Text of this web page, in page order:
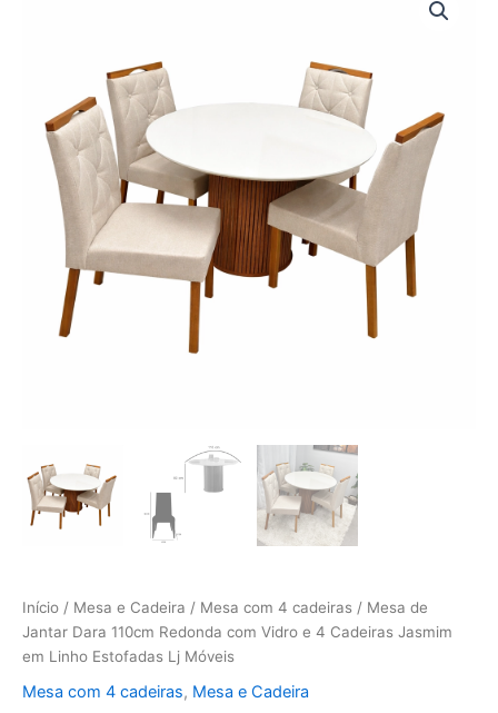
Início / Mesa e Cadeira / Mesa com 4 cadeiras / Mesa de
Jantar Dara 110cm Redonda com Vidro e 4 Cadeiras Jasmim
em Linho Estofadas Lj Móveis
Mesa com 4 cadeiras, Mesa e Cadeira